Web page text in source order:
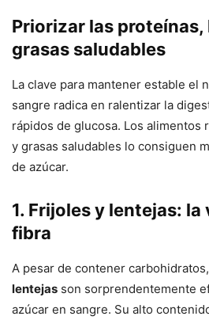
Priorizar las proteínas,
grasas saludables
La clave para mantener estable el
sangre radica en ralentizar la
rápidos de glucosa. Los alimentos
y grasas saludables lo consiguen
de azúcar.
1. Frijoles y lentejas: la
fibra
A pesar de contener carbohidratos,
lentejas son sorprendentemente
azúcar en sangre. Su alto